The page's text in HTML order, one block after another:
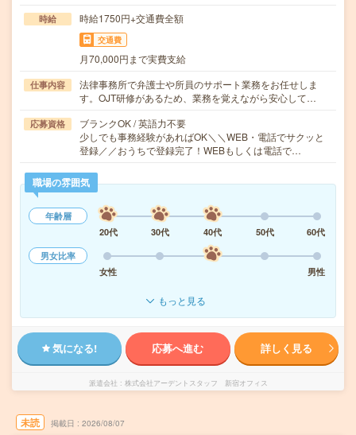
時給 時給1750円+交通費全額
交通費
月70,000円まで実費支給
仕事内容
法律事務所で弁護士や所員のサポート業務をお任せしま
す。OJT研修があるため、業務を覚えながら安心して…
応募資格
ブランクOK / 英語力不要
少しでも事務経験があればOK＼＼WEB・電話でサクッと
登録／／おうちで登録完了！WEBもしくは電話で…
職場の雰囲気
年齢層
20代
30代 40代 50代
60代
男女比率
女性
男性
もっと見る
気になる! 応募へ進む 詳しく見る
派遣会社 株式会社アーデントスタッフ 新宿オフィス
未読 掲載日 2026/08/07